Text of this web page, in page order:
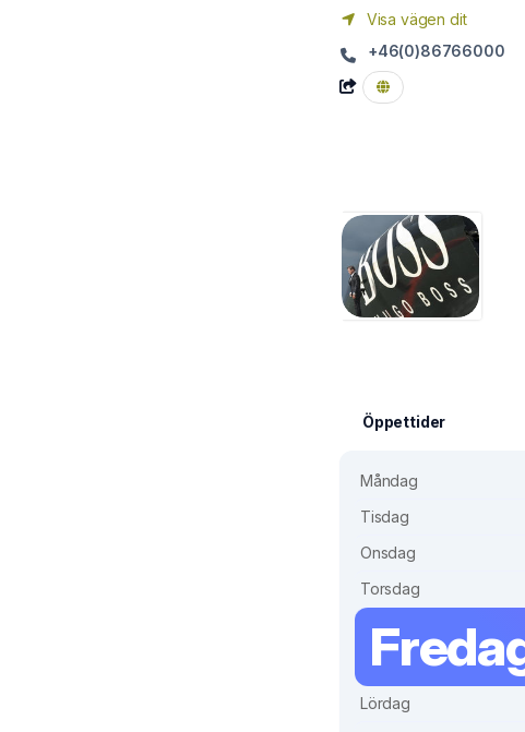
Visa vägen dit
+46(0)86766000
Öppettider
Måndag
Tisdag
Onsdag
Torsdag
Lördag